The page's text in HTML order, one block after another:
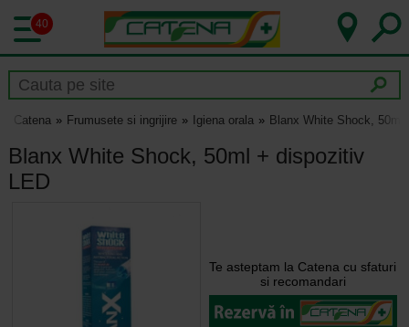
40
Catena Frumusete si ingrijire Igiena orala Blanx White Shock, 50ml
Blanx White Shock, 50ml + dispozitiv
LED
Te asteptam la Catena cu sfaturi
si recomandari